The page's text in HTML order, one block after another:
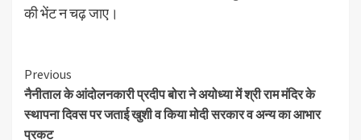
की भेंट न चढ़ जाए।
Continue
Reading
Previous
नैनीताल के आंदोलनकारी प्रदीप बोरा ने अयोध्या में श्री राम मंदिर के
स्थापना दिवस पर जताई खुशी व किया मोदी सरकार व अन्य का आभार
प्रकट